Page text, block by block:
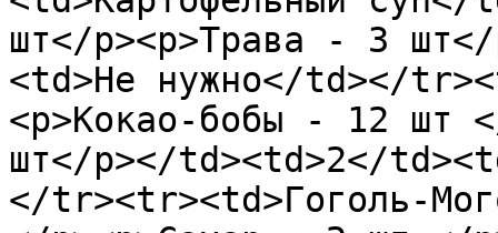
шт</p><p>Трава - 3
<td>Не нужно</td></
<p>Кокао-бобы - 12 шт
шт</p></td><td>2</
</tr><tr><td>Гоголь-